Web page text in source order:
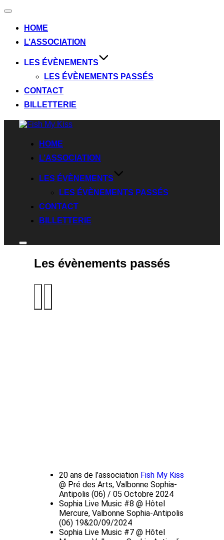
HOME
L’ASSOCIATION
LES ÉVÈNEMENTS
LES ÉVÈNEMENTS PASSÉS
CONTACT
BILLETTERIE
HOME
L’ASSOCIATION
LES ÉVÈNEMENTS
LES ÉVÈNEMENTS PASSÉS
CONTACT
BILLETTERIE
Les évènements passés
20 ans de l’association Fish My Kiss
@ Pré des Arts, Valbonne Sophia-
Antipolis (06) / 05 Octobre 2024
Sophia Live Music #8 @ Hôtel
Mercure, Valbonne Sophia-Antipolis
(06) 19&20/09/2024
Sophia Live Music #7 @ Hôtel